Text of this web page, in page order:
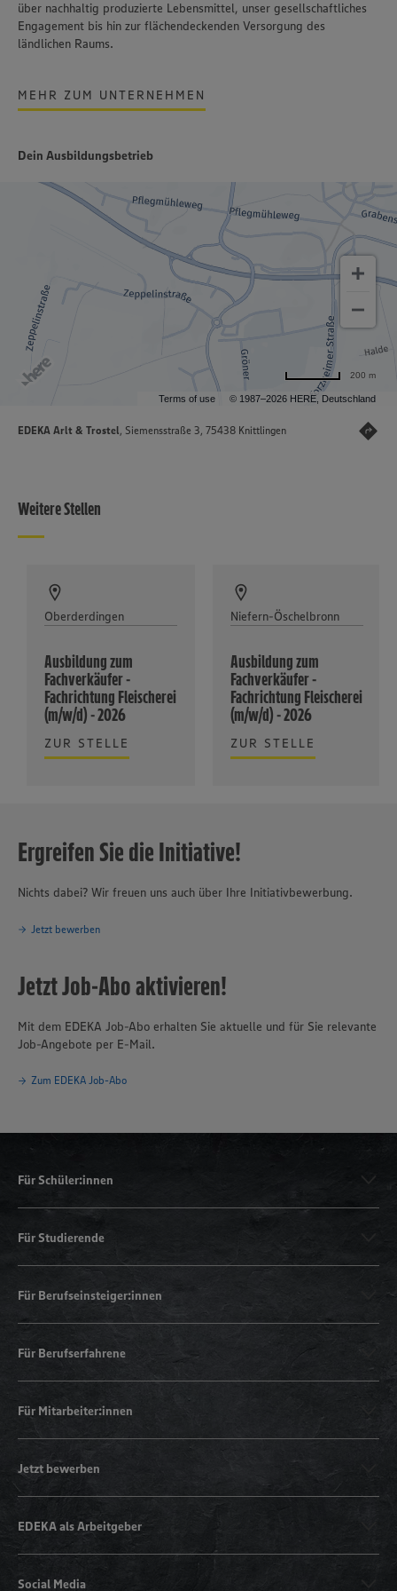
über nachhaltig produzierte Lebensmittel, unser gesellschaftliches
Engagement bis hin zur flächendeckenden Versorgung des
ländlichen Raums.
MEHR ZUM UNTERNEHMEN
Dein Ausbildungsbetrieb
Terms of use © 1987–2026 HERE, Deutschland
200 m
EDEKA Arlt & Trostel, Siemensstraße 3, 75438 Knittlingen
Weitere Stellen
Oberderdingen
Ausbildung zum
Fachverkäufer -
Fachrichtung Fleischerei
(m/w/d) - 2026
ZUR STELLE
Niefern-Öschelbronn
Ausbildung zum
Fachverkäufer -
Fachrichtung Fleischerei
(m/w/d) - 2026
ZUR STELLE
Ergreifen Sie die Initiative!
Nichts dabei? Wir freuen uns auch über Ihre Initiativbewerbung.
Jetzt bewerben
Jetzt Job-Abo aktivieren!
Mit dem EDEKA Job-Abo erhalten Sie aktuelle und für Sie relevante
Job-Angebote per E-Mail.
Zum EDEKA Job-Abo
Für Schüler:innen
Für Studierende
Für Berufseinsteiger:innen
Für Berufserfahrene
Für Mitarbeiter:innen
Jetzt bewerben
EDEKA als Arbeitgeber
Social Media